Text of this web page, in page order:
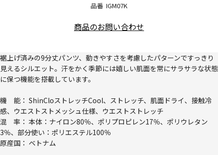
品番 IGM07K
商品のお問い合わせ
裾上げ済みの9分丈パンツ、動きやすさを考慮したパターンですっきり
見えるシルエット。汗をかく季節には嬉しい肌面を常にサラサラな状態
に保つ機能を搭載しています。
機 能： ShinCloストレッチCool、ストレッチ、肌面ドライ、接触冷
感、ウエストストメッシュ仕様、ウエストストレッチ
混 率： 本体：ナイロン80％、ポリプロピレン17％、ポリウレタン
3％、部分使い：ポリエステル100％
原産国： ベトナム